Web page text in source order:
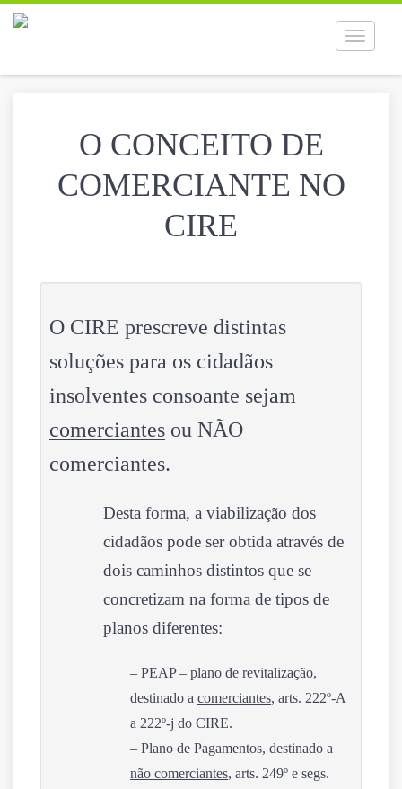
Toggle
O CONCEITO DE
COMERCIANTE NO
CIRE
O CIRE prescreve distintas
soluções para os cidadãos
insolventes consoante sejam
comerciantes ou NÃO
comerciantes.
Desta forma, a viabilização dos
cidadãos pode ser obtida através de
dois caminhos distintos que se
concretizam na forma de tipos de
planos diferentes:
– PEAP – plano de revitalização,
destinado a comerciantes, arts. 222º-A
a 222º-j do CIRE.
– Plano de Pagamentos, destinado a
não comerciantes, arts. 249º e segs.